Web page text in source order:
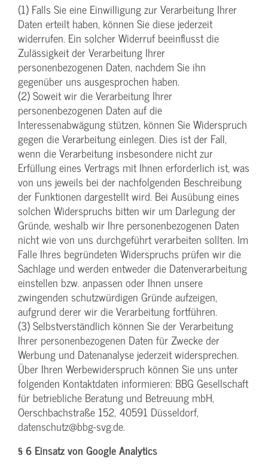
(1) Falls Sie eine Einwilligung zur Verarbeitung Ihrer
Daten erteilt haben, können Sie diese jederzeit
widerrufen. Ein solcher Widerruf beeinflusst die
Zulässigkeit der Verarbeitung Ihrer
personenbezogenen Daten, nachdem Sie ihn
gegenüber uns ausgesprochen haben.
(2) Soweit wir die Verarbeitung Ihrer
personenbezogenen Daten auf die
Interessenabwägung stützen, können Sie Widerspruch
gegen die Verarbeitung einlegen. Dies ist der Fall,
wenn die Verarbeitung insbesondere nicht zur
Erfüllung eines Vertrags mit Ihnen erforderlich ist, was
von uns jeweils bei der nachfolgenden Beschreibung
der Funktionen dargestellt wird. Bei Ausübung eines
solchen Widerspruchs bitten wir um Darlegung der
Gründe, weshalb wir Ihre personenbezogenen Daten
nicht wie von uns durchgeführt verarbeiten sollten. Im
Falle Ihres begründeten Widerspruchs prüfen wir die
Sachlage und werden entweder die Datenverarbeitung
einstellen bzw. anpassen oder Ihnen unsere
zwingenden schutzwürdigen Gründe aufzeigen,
aufgrund derer wir die Verarbeitung fortführen.
(3) Selbstverständlich können Sie der Verarbeitung
Ihrer personenbezogenen Daten für Zwecke der
Werbung und Datenanalyse jederzeit widersprechen.
Über Ihren Werbewiderspruch können Sie uns unter
folgenden Kontaktdaten informieren: BBG Gesellschaft
für betriebliche Beratung und Betreuung mbH,
Oerschbachstraße 152, 40591 Düsseldorf,
datenschutz@bbg-svg.de.
§ 6 Einsatz von Google Analytics